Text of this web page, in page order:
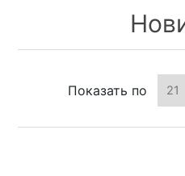
Показать по